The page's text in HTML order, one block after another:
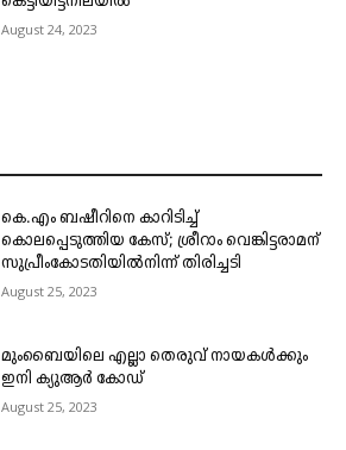
August 24, 2023
കെ.എം ബഷീറിനെ കാറിടിച്ച്
കൊലപ്പെടുത്തിയ കേസ്; ശ്രീറാം വെങ്കിട്ടരാമന്
സുപ്രീംകോടതിയിൽനിന്ന് തിരിച്ചടി
August 25, 2023
മുംബൈയിലെ എല്ലാ തെരുവ് നായകൾക്കും
ഇനി ക്യുആർ കോഡ്
August 25, 2023